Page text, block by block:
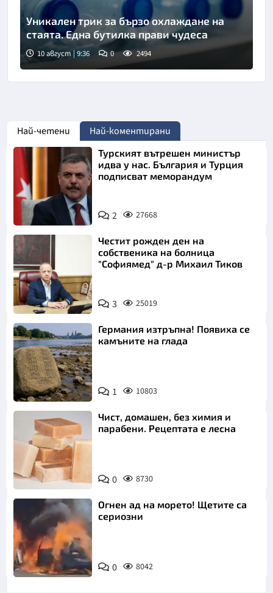
Уникален трик за бързо охлаждане на
стаята. Една бутилка прави чудеса
10 август | 9:36 0 2494
Най-четени Най-коментирани
Турският вътрешен министър
идва у нас. България и Турция
подписват меморандум
2 27668
Честит рожден ден на
собственика на болница
"Софиямед" д-р Михаил Тиков
3 25019
Германия изтръпна! Появиха се
камъните на глада
1 10803
Чист, домашен, без химия и
парабени. Рецептата е лесна
0 8730
Огнен ад на морето! Щетите са
сериозни
0 8042